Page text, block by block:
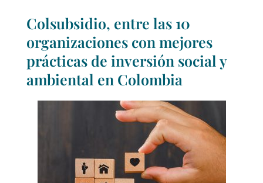
Colsubsidio, entre las 10
organizaciones con mejores
prácticas de inversión social y
ambiental en Colombia